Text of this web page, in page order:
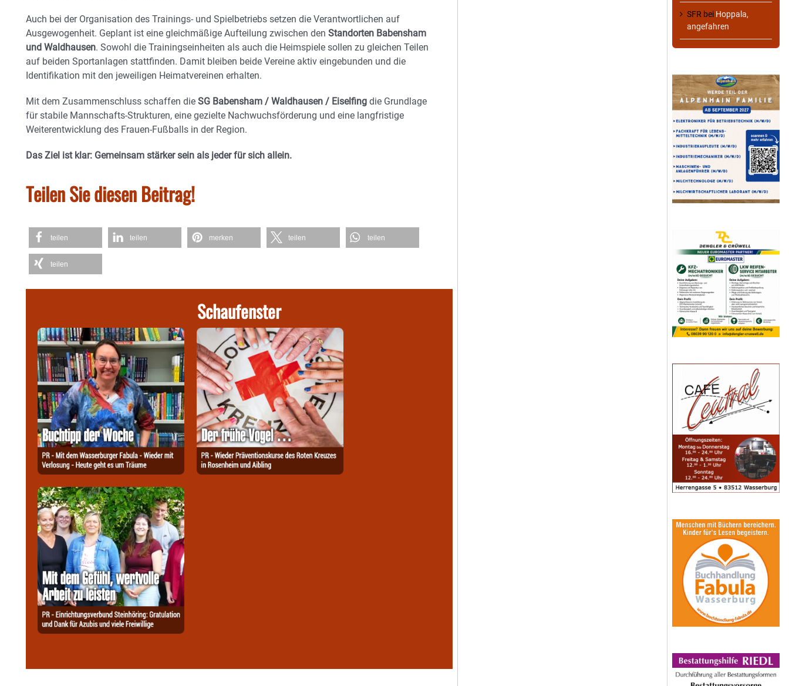
Auch bei der Organisation des Trainings- und Spielbetriebs setzen die Verantwortlichen auf
Ausgewogenheit. Geplant ist eine gleichmäßige Aufteilung zwischen den Standorten Babensham
und Waldhausen. Sowohl die Trainingseinheiten als auch die Heimspiele sollen zu gleichen Teilen
auf beiden Sportanlagen stattfinden. Damit bleiben beide Vereine aktiv eingebunden und die
Identifikation mit den jeweiligen Heimatvereinen erhalten.
Mit dem Zusammenschluss schaffen die SG Babensham / Waldhausen / Eiselfing die Grundlage
für stabile Mannschafts-Strukturen, eine gezielte Nachwuchsförderung und eine langfristige
Weiterentwicklung des Frauen-Fußballs in der Region.
Das Ziel ist klar: Gemeinsam stärker sein als jeder für sich allein.
Teilen Sie diesen Beitrag!
teilen teilen merken teilen teilen
teilen
Schaufenster
SFR bei Hoppala,
angefahren